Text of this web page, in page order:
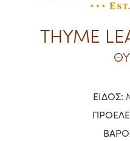
THYME
ΕΙΔΟΣ: